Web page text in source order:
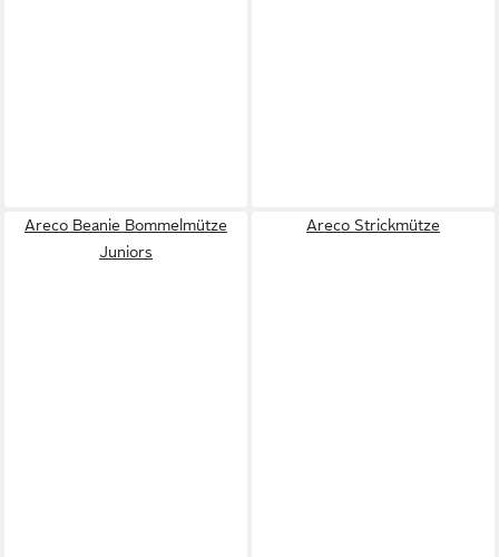
Areco Beanie Bommelmütze
Juniors
Areco Strickmütze